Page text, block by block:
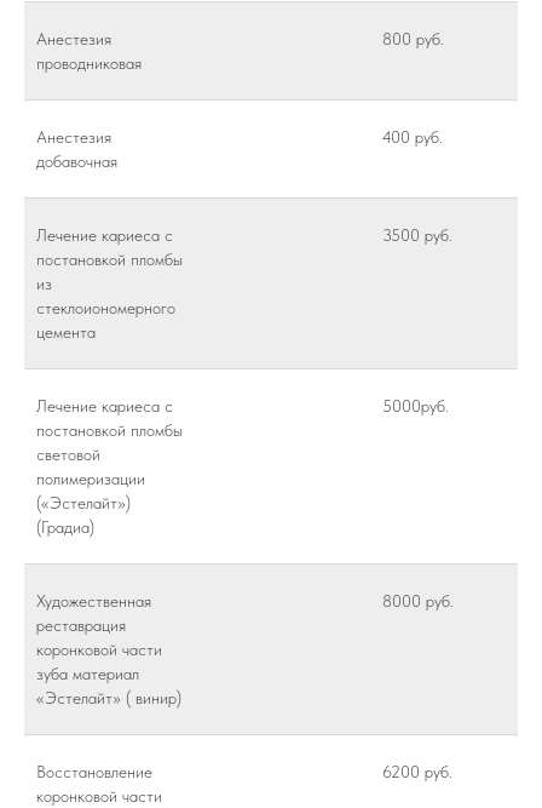
Анестезия
проводниковая
800 руб.
Анестезия
добавочная
400 руб.
Лечение кариеса с
постановкой пломбы
из
стеклоиономерного
цемента
3500 руб.
Лечение кариеса с
постановкой пломбы
световой
полимеризации
(«Эстелайт»)
(Градиа)
5000руб.
Художественная
реставрация
коронковой части
зуба материал
«Эстелайт» ( винир)
8000 руб.
Восстановление
коронковой части
6200 руб.